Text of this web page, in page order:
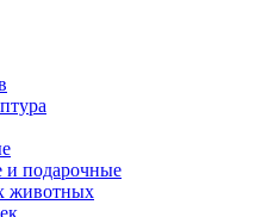
и подарочные
животных